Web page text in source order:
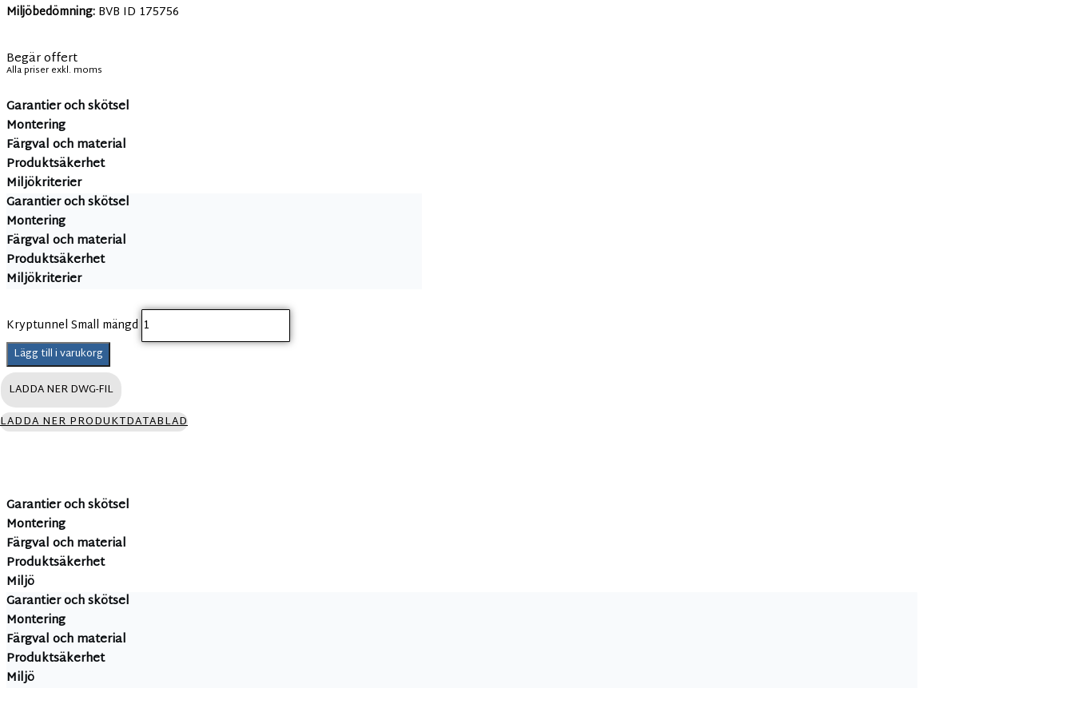
Miljöbedömning: BVB ID 175756
Begär offert
Alla priser exkl. moms
Garantier och skötsel
Montering
Färgval och material
Produktsäkerhet
Miljökriterier
Garantier och skötsel
Montering
Färgval och material
Produktsäkerhet
Miljökriterier
Kryptunnel Small mängd
Lägg till i varukorg
LADDA NER DWG-FIL
LADDA NER PRODUKTDATABLAD
Garantier och skötsel
Montering
Färgval och material
Produktsäkerhet
Miljö
Garantier och skötsel
Montering
Färgval och material
Produktsäkerhet
Miljö